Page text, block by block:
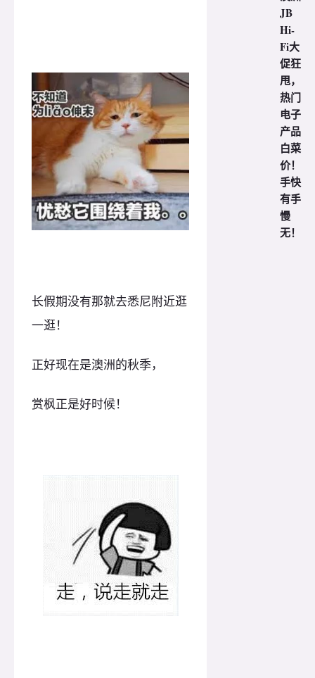
长假期没有那就去悉尼附近逛
一逛！
正好现在是澳洲的秋季，
赏枫正是好时候！
JB
Hi-
Fi大
促狂
甩，
热门
电子
产品
白菜
价！
手快
有手
慢
无！